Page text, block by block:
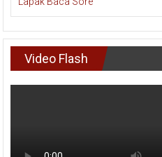
Video Flash